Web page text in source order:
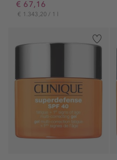
€ 67,16
€ 1.343,20 / 1 l